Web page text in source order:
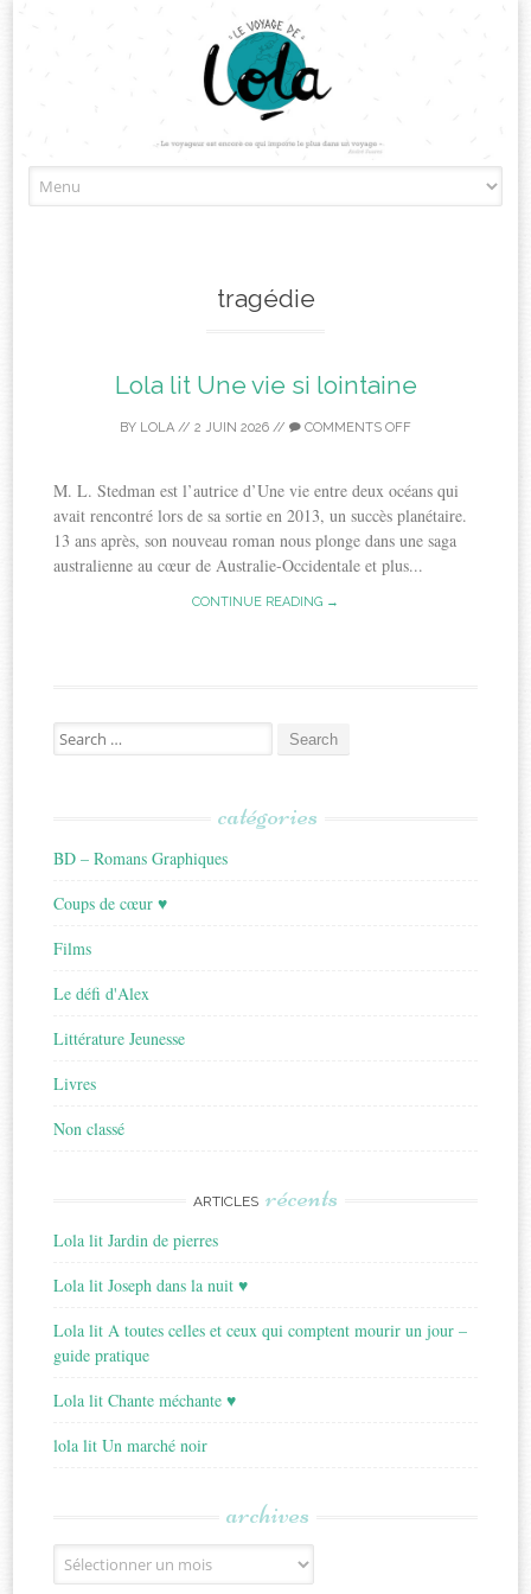
to
tragédie
Lola lit Une vie si lointaine
BY LOLA // 2 JUIN 2026 // COMMENTS OFF
M. L. Stedman est l’autrice d’Une vie entre deux océans qui
avait rencontré lors de sa sortie en 2013, un succès planétaire.
13 ans après, son nouveau roman nous plonge dans une saga
australienne au cœur de Australie-Occidentale et plus...
CONTINUE READING →
Search
for:
catégories
BD – Romans Graphiques
Coups de cœur ♥
Films
Le défi d'Alex
Littérature Jeunesse
Livres
Non classé
ARTICLES récents
Lola lit Jardin de pierres
Lola lit Joseph dans la nuit ♥
Lola lit A toutes celles et ceux qui comptent mourir un jour –
guide pratique
Lola lit Chante méchante ♥
lola lit Un marché noir
archives
Archives